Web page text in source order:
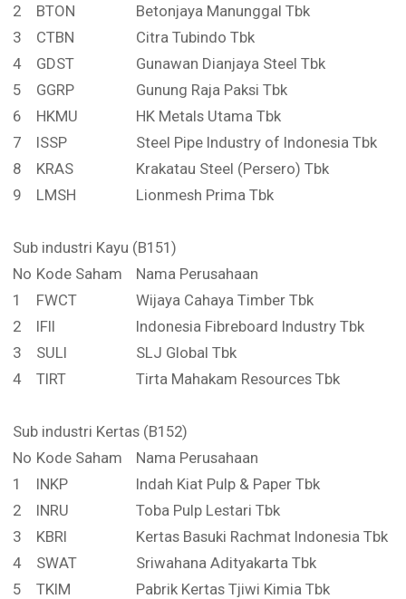
2
BTON
Betonjaya Manunggal Tbk
3
CTBN
Citra Tubindo Tbk
4
GDST
Gunawan Dianjaya Steel Tbk
5
GGRP
Gunung Raja Paksi Tbk
6
HKMU
HK Metals Utama Tbk
7
ISSP
Steel Pipe Industry of Indonesia Tbk
8
KRAS
Krakatau Steel (Persero) Tbk
9
LMSH Lionmesh Prima Tbk
Sub industri Kayu (B151)
No Kode Saham
Nama Perusahaan
1
FWCT
Wijaya Cahaya Timber Tbk
2
IFII
Indonesia Fibreboard Industry Tbk
3
SULI
SLJ Global Tbk
4
TIRT Tirta Mahakam Resources Tbk
Sub industri Kertas (B152)
No Kode Saham
Nama Perusahaan
1
INKP
Indah Kiat Pulp & Paper Tbk
2
INRU
Toba Pulp Lestari Tbk
3
KBRI
Kertas Basuki Rachmat Indonesia Tbk
4
SWAT
Sriwahana Adityakarta Tbk
5
TKIM Pabrik Kertas Tjiwi Kimia Tbk